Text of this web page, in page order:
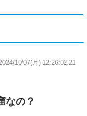
2024/10/07(月) 12:26:02.21
なの？